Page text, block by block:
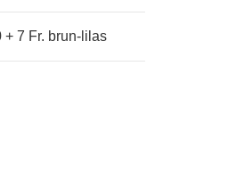
+ 7 Fr. brun-lilas